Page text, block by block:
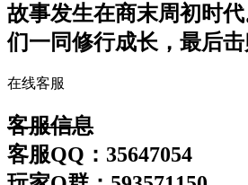
故事发生在商末周初时
们一同修行成长，最后
在线客服
客服信息
客服QQ：35647054